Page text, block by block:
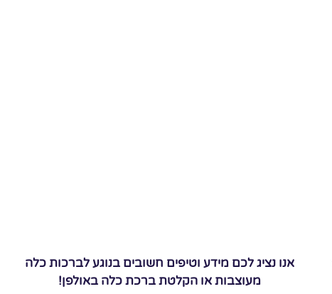
אנו נציג לכם מידע וטיפים חשובים בנוגע לברכות כלה
מעוצבות או הקלטת ברכת כלה באולפן!